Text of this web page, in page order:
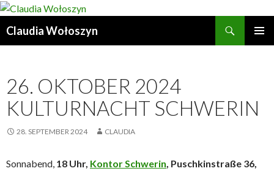
Claudia Wołoszyn
26. OKTOBER 2024
KULTURNACHT SCHWERIN
28. SEPTEMBER 2024 CLAUDIA
Sonnabend, 18 Uhr, Kontor Schwerin, Puschkinstraße 36,